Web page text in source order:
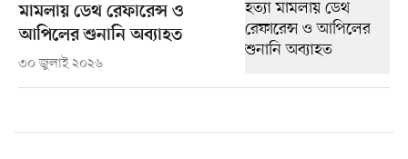
মামলায় ডেথ রেফারেন্স ও
আপিলের শুনানি অব্যাহত
৩০ জুলাই ২০২৬